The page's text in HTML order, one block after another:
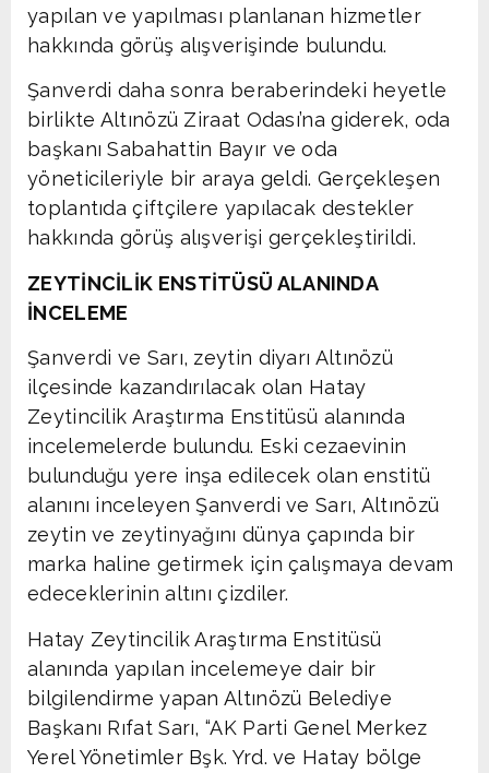
yapılan ve yapılması planlanan hizmetler
hakkında görüş alışverişinde bulundu.
Şanverdi daha sonra beraberindeki heyetle
birlikte Altınözü Ziraat Odası’na giderek, oda
başkanı Sabahattin Bayır ve oda
yöneticileriyle bir araya geldi. Gerçekleşen
toplantıda çiftçilere yapılacak destekler
hakkında görüş alışverişi gerçekleştirildi.
ZEYTİNCİLİK ENSTİTÜSÜ ALANINDA
İNCELEME
Şanverdi ve Sarı, zeytin diyarı Altınözü
ilçesinde kazandırılacak olan Hatay
Zeytincilik Araştırma Enstitüsü alanında
incelemelerde bulundu. Eski cezaevinin
bulunduğu yere inşa edilecek olan enstitü
alanını inceleyen Şanverdi ve Sarı, Altınözü
zeytin ve zeytinyağını dünya çapında bir
marka haline getirmek için çalışmaya devam
edeceklerinin altını çizdiler.
Hatay Zeytincilik Araştırma Enstitüsü
alanında yapılan incelemeye dair bir
bilgilendirme yapan Altınözü Belediye
Başkanı Rıfat Sarı, “AK Parti Genel Merkez
Yerel Yönetimler Bşk. Yrd. ve Hatay bölge